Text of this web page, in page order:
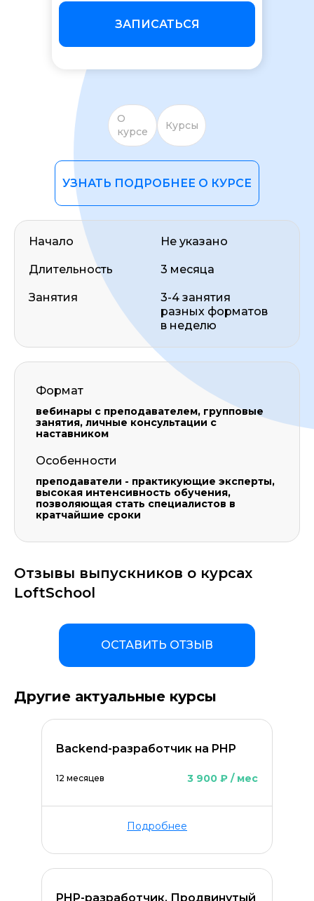
ЗАПИСАТЬСЯ
О
курсе
Курсы
УЗНАТЬ ПОДРОБНЕЕ О КУРСЕ
Начало
Длительность
Занятия
Не указано
3 месяца
3-4 занятия
разных форматов
в неделю
Формат
вебинары с преподавателем, групповые
занятия, личные консультации с
наставником
Особенности
преподаватели - практикующие эксперты,
высокая интенсивность обучения,
позволяющая стать специалистов в
кратчайшие сроки
Отзывы выпускников о курсах
LoftSchool
ОСТАВИТЬ ОТЗЫВ
Другие актуальные курсы
Backend-разработчик на PHP
12 месяцев 3 900 ₽ / мес
Подробнее
PHP-разработчик. Продвинутый